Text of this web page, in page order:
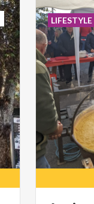
LIFESTYLE